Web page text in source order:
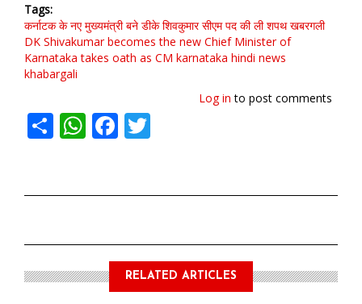
Tags
कर्नाटक के नए मुख्यमंत्री बने डीके शिवकुमार सीएम पद की ली शपथ खबरगली
DK Shivakumar becomes the new Chief Minister of
Karnataka takes oath as CM karnataka hindi news
khabargali
Log in to post comments
ShareWhatsApp
Facebook
RELATED ARTICLES